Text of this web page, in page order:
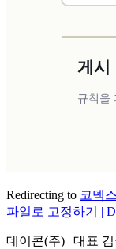
Redirecting to 코덱
파일로 고정하기 |
데이콘(주) | 대표